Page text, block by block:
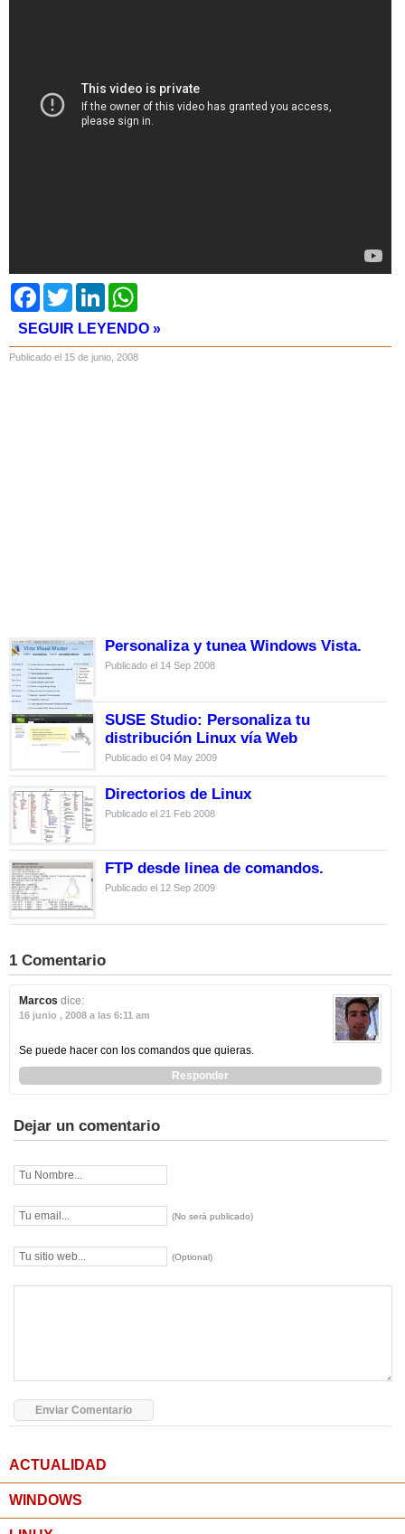
FacebookTwitter LinkedIn
SEGUIR LEYENDO »
Publicado el 15 de junio, 2008
Personaliza y tunea Windows Vista.
Publicado el 14 Sep 2008
SUSE Studio: Personaliza tu
distribución Linux vía Web
Publicado el 04 May 2009
Directorios de Linux
Publicado el 21 Feb 2008
FTP desde linea de comandos.
Publicado el 12 Sep 2009
1 Comentario
Marcos dice:
16 junio , 2008 a las 6:11 am
Se puede hacer con los comandos que quieras.
Responder
Dejar un comentario
(No será publicado)
(Optional)
ACTUALIDAD
WINDOWS